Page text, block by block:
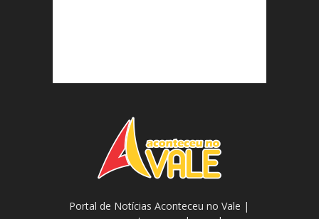
Portal de Notícias Aconteceu no Vale |